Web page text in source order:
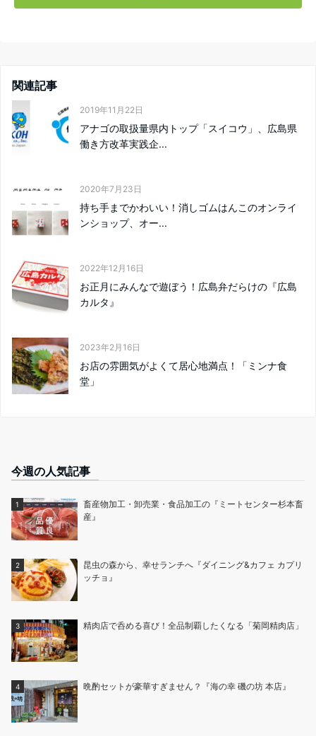
関連記事
2019年11月22日
アナゴの取扱量県内トップ「スイコウ」、広島県
働き方改革実践企...
2020年7月23日
持ち手までかわいい！消しゴムはんこのオンライ
ンショップ、オー...
2022年12月16日
お正月にみんなで遊ぼう！広島弁だらけの『広島
カルタ』
2023年2月16日
お店の雰囲気がよくて居心地満点！「ミンナ食
堂」
今週の人気記事
畜産物加工・卸売業・食品加工の『ミートセンター杉本畜
産』
昆虫の森から、幸せランチへ『ダイニング&カフェ カプリ
ッチョ』
精肉店で呑める喜び！全品制覇したくなる「菊岡精肉店」
晩酌セットが豪華すぎません？『海の幸 磯の坊 本店』